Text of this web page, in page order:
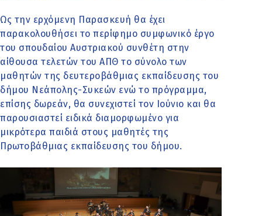
Ως την ερχόμενη Παρασκευή θα έχει
παρακολουθήσει το περίφημο συμφωνικό έργο
του σπουδαίου Αυστριακού συνθέτη στην
αίθουσα τελετών του ΑΠΘ το σύνολο των
μαθητών της δευτεροβάθμιας εκπαίδευσης του
δήμου Νεάπολης-Συκεών ενώ το πρόγραμμα,
επίσης δωρεάν, θα συνεχιστεί τον Ιούνιο και θα
παρουσιαστεί ειδικά διαμορφωμένο για
μικρότερα παιδιά στους μαθητές της
Πρωτοβάθμιας εκπαίδευσης του δήμου.